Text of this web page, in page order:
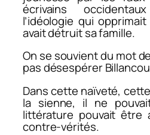
écrivains
l’idéologie qui
avait détruit sa famille.
On se souvient du mot
pas désespérer
Dans cette naïveté,
la sienne, il ne
littérature pouvait être
contre-vérités.